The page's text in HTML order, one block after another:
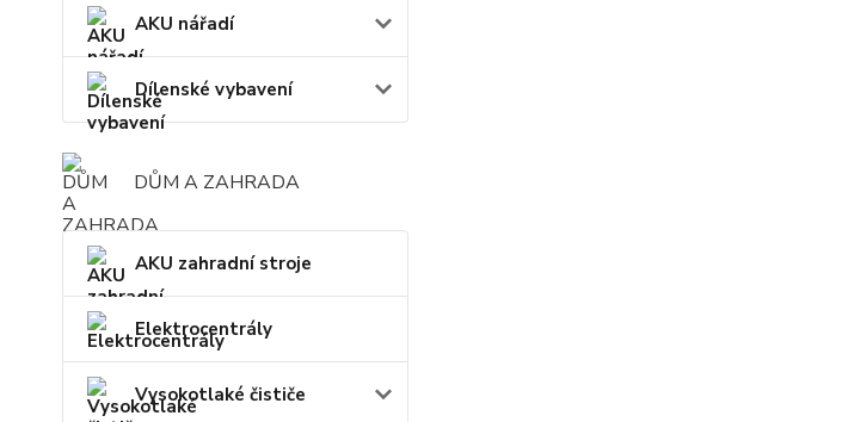
AKU nářadí
Dílenské vybavení
DŮM A ZAHRADA
AKU zahradní stroje
Elektrocentrály
Vysokotlaké čističe